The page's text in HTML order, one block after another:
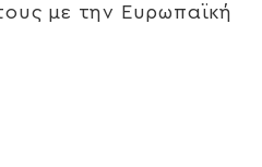
με την Ευρωπαϊκή